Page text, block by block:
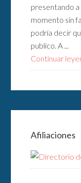
presentando
momento sin
podría decir
publico. A ...
Continuar
Afiliaciones